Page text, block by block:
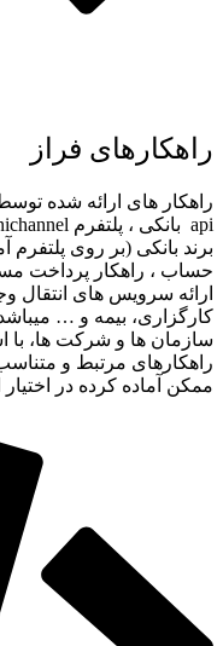
راهکارهای فراز
راهکار های ارائه شده
api بانکی ، پلتفرم
برند بانکی (بر روی
حساب ، راهکار پرداخت
ارائه سرویس های
کارگزاری، بیمه و …
سازمان ها و شرکت ها، با
راهکارهای مرتبط و
ممکن آماده کرده در